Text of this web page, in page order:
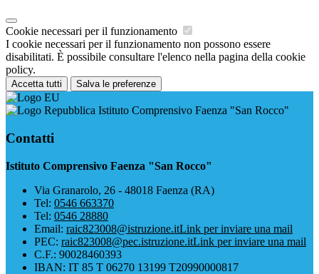
Cookie necessari per il funzionamento
I cookie necessari per il funzionamento non possono essere
disabilitati. È possibile consultare l'elenco nella pagina della cookie
policy.
Accetta tutti Salva le preferenze
Istituto Comprensivo Faenza "San Rocco"
Contatti
Istituto Comprensivo Faenza "San Rocco"
Via Granarolo, 26 - 48018 Faenza (RA)
Tel: 0546 663370
Tel: 0546 28880
Email: raic823008@istruzione.itLink per inviare una mail
PEC: raic823008@pec.istruzione.itLink per inviare una mail
C.F.: 90028460393
IBAN: IT 85 T 06270 13199 T20990000817